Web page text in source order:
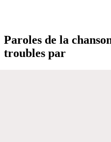
Paroles de la
troubles par